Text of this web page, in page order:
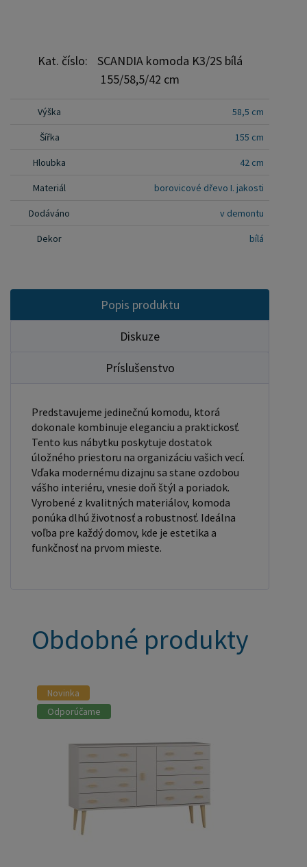
Kat. číslo:
SCANDIA komoda K3/2S bílá
155/58,5/42 cm
Výška 58,5 cm
Šířka 155 cm
Hloubka 42 cm
Materiál borovicové dřevo I. jakosti
Dodáváno v demontu
Dekor bílá
Popis produktu
Diskuze
Príslušenstvo
Predstavujeme jedinečnú komodu, ktorá
dokonale kombinuje eleganciu a praktickosť.
Tento kus nábytku poskytuje dostatok
úložného priestoru na organizáciu vašich vecí.
Vďaka modernému dizajnu sa stane ozdobou
vášho interiéru, vnesie doň štýl a poriadok.
Vyrobené z kvalitných materiálov, komoda
ponúka dlhú životnosť a robustnosť. Ideálna
voľba pre každý domov, kde je estetika a
funkčnosť na prvom mieste.
Obdobné produkty
Novinka
Odporúčame